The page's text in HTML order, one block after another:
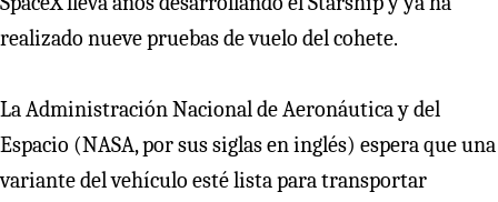
realizado nueve pruebas de vuelo del cohete.
La Administración Nacional de Aeronáutica y del
Espacio (NASA, por sus siglas en inglés) espera que una
variante del vehículo esté lista para transportar